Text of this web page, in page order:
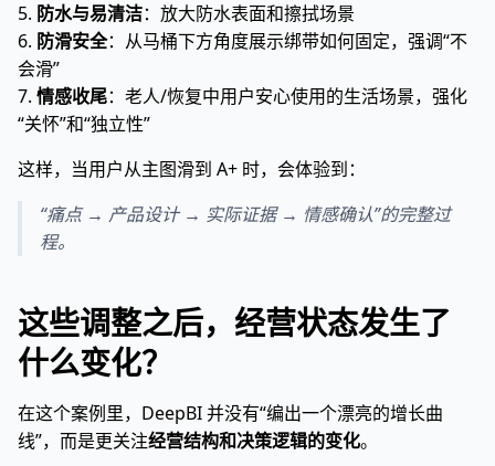
5. 防水与易清洁：放大防水表面和擦拭场景
6. 防滑安全：从马桶下方角度展示绑带如何固定，强调“不
会滑”
7. 情感收尾：老人/恢复中用户安心使用的生活场景，强化
“关怀”和“独立性”
这样，当用户从主图滑到 A+ 时，会体验到：
“痛点 → 产品设计 → 实际证据 → 情感确认”的完整过
程。
这些调整之后，经营状态发生了
什么变化？
在这个案例里，DeepBI 并没有“编出一个漂亮的增长曲
线”，而是更关注经营结构和决策逻辑的变化。